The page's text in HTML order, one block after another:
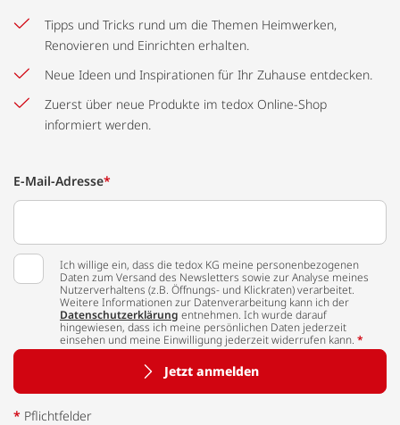
Tipps und Tricks rund um die Themen Heimwerken,
Renovieren und Einrichten erhalten.
Neue Ideen und Inspirationen für Ihr Zuhause entdecken.
Zuerst über neue Produkte im tedox Online-Shop
informiert werden.
E-Mail-Adresse*
Ich willige ein, dass die tedox KG meine personenbezogenen
Daten zum Versand des Newsletters sowie zur Analyse meines
Nutzerverhaltens (z.B. Öffnungs- und Klickraten) verarbeitet.
Weitere Informationen zur Datenverarbeitung kann ich der
Datenschutzerklärung entnehmen. Ich wurde darauf
hingewiesen, dass ich meine persönlichen Daten jederzeit
einsehen und meine Einwilligung jederzeit widerrufen kann. *
Jetzt anmelden
* Pflichtfelder